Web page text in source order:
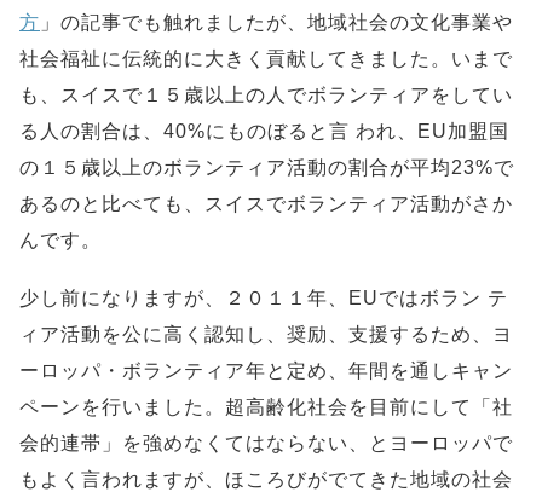
方 」の記事でも触れましたが、地域社会の文化事業や
社会福祉に伝統的に大きく貢献してきました。いまで
も、スイスで１５歳以上の人でボランティアをしてい
る人の割合は、40%にものぼると言 われ、EU加盟国
の１５歳以上のボランティア活動の割合が平均23%で
あるのと比べても、スイスでボランティア活動がさか
んです。
少し前になりますが、２０１１年、EUではボラン テ
ィア活動を公に高く認知し、奨励、支援するため、ヨ
ーロッパ・ボランティア年と定め、年間を通しキャン
ペーンを行いました。超高齢化社会を目前にして「社
会的連帯」を強めなくてはならない、とヨーロッパで
もよく言われますが、ほころびがでてきた地域の社会